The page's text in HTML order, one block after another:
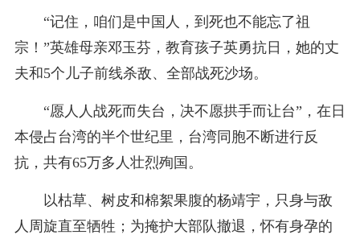
“记住，咱们是中国人，到死也不能忘了祖
宗！”英雄母亲邓玉芬，教育孩子英勇抗日，她的丈
夫和5个儿子前线杀敌、全部战死沙场。
“愿人人战死而失台，决不愿拱手而让台”，在日
本侵占台湾的半个世纪里，台湾同胞不断进行反
抗，共有65万多人壮烈殉国。
以枯草、树皮和棉絮果腹的杨靖宇，只身与敌
人周旋直至牺牲；为掩护大部队撤退，怀有身孕的